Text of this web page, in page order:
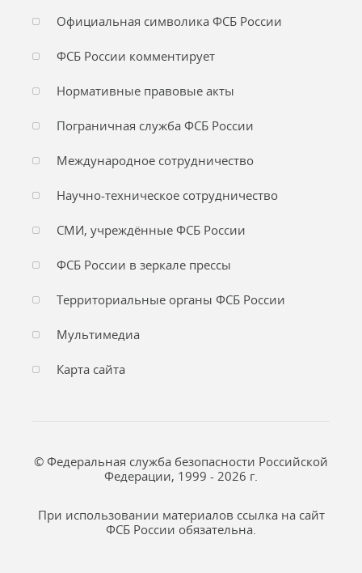
Официальная символика ФСБ России
ФСБ России комментирует
Нормативные правовые акты
Пограничная служба ФСБ России
Международное сотрудничество
Научно-техническое сотрудничество
СМИ, учреждённые ФСБ России
ФСБ России в зеркале прессы
Территориальные органы ФСБ России
Мультимедиа
Карта сайта
© Федеральная служба безопасности Российской
Федерации, 1999 - 2026 г.
При использовании материалов ссылка на сайт
ФСБ России обязательна.